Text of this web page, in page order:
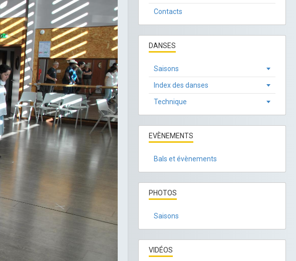
Contacts
DANSES
Saisons
Index des danses
Technique
EVÈNEMENTS
Bals et évènements
PHOTOS
Saisons
VIDÉOS